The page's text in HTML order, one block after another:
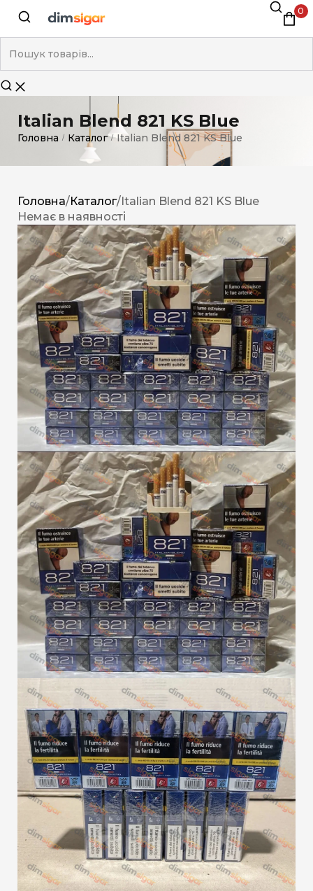
0
Italian Blend 821 KS Blue
Головна / Каталог / Italian Blend 821 KS Blue
Головна/Каталог/ Italian Blend 821 KS Blue
Немає в наявності